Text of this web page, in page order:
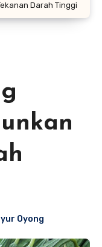
Darah Tinggi
Oyong